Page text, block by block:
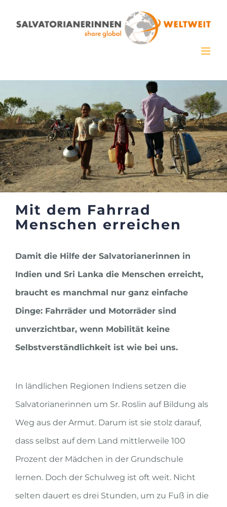
Inhalt
Mit dem Fahrrad
Menschen erreichen
Damit die Hilfe der Salvatorianerinnen in
Indien und Sri Lanka die Menschen erreicht,
braucht es manchmal nur ganz einfache
Dinge: Fahrräder und Motorräder sind
unverzichtbar, wenn Mobilität keine
Selbstverständlichkeit ist wie bei uns.
In ländlichen Regionen Indiens setzen die
Salvatorianerinnen um Sr. Roslin auf Bildung als
Weg aus der Armut. Darum ist sie stolz darauf,
dass selbst auf dem Land mittlerweile 100
Prozent der Mädchen in der Grundschule
lernen. Doch der Schulweg ist oft weit. Nicht
selten dauert es drei Stunden, um zu Fuß in die